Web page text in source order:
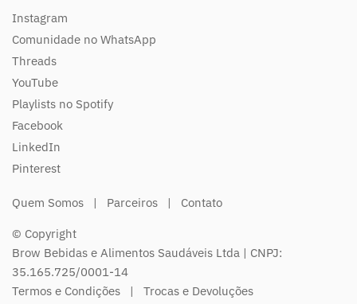
Instagram
Comunidade no WhatsApp
Threads
YouTube
Playlists no Spotify
Facebook
LinkedIn
Pinterest
Quem Somos | Parceiros | Contato
© Copyright
Brow Bebidas e Alimentos Saudáveis Ltda | CNPJ:
35.165.725/0001-14
Termos e Condições | Trocas e Devoluções